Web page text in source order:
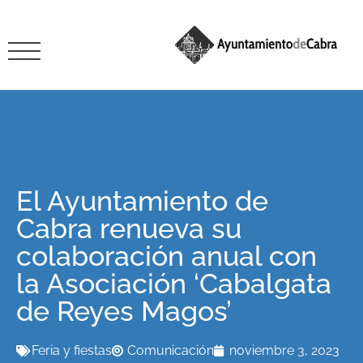
El Ayuntamiento de
Cabra renueva su
colaboración anual con
la Asociación ‘Cabalgata
de Reyes Magos’
Feria y fiestas Comunicación
noviembre 3, 2023